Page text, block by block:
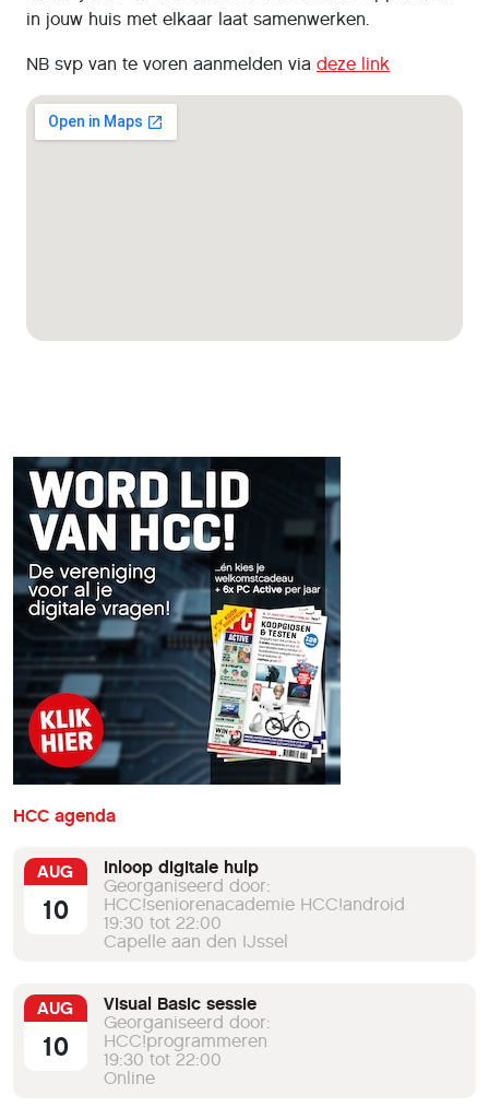
in jouw huis met elkaar laat samenwerken.
NB svp van te voren aanmelden via deze link
HCC agenda
AUG
10
Inloop digitale hulp
Georganiseerd door:
HCC!seniorenacademie HCC!android
19:30 tot 22:00
Capelle aan den IJssel
AUG
10
Visual Basic sessie
Georganiseerd door:
HCC!programmeren
19:30 tot 22:00
Online